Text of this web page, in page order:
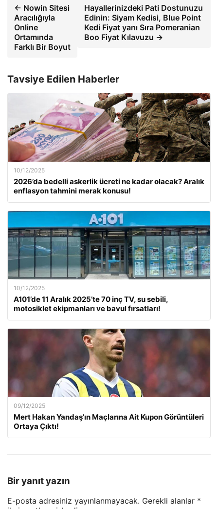
← Nowin Sitesi
Aracılığıyla
Online
Ortamında
Farklı Bir Boyut
Hayallerinizdeki Pati Dostunuzu
Edinin: Siyam Kedisi, Blue Point
Kedi Fiyat yanı Sıra Pomeranian
Boo Fiyat Kılavuzu →
Tavsiye Edilen Haberler
10/12/2025
2026’da bedelli askerlik ücreti ne kadar olacak? Aralık
enflasyon tahmini merak konusu!
10/12/2025
A101’de 11 Aralık 2025’te 70 inç TV, su sebili,
motosiklet ekipmanları ve bavul fırsatları!
09/12/2025
Mert Hakan Yandaş’ın Maçlarına Ait Kupon Görüntüleri
Ortaya Çıktı!
Bir yanıt yazın
E-posta adresiniz yayınlanmayacak. Gerekli alanlar *